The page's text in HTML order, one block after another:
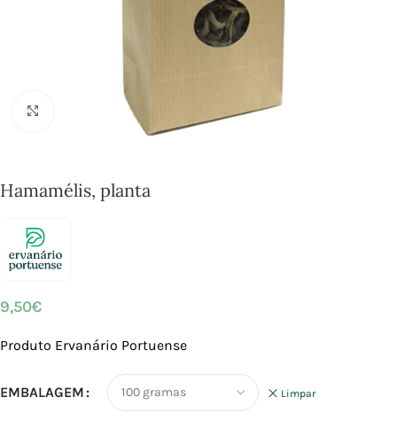
Click to enlarge
Hamamélis, planta
9,50€
Produto Ervanário Portuense
EMBALAGEM Limpar